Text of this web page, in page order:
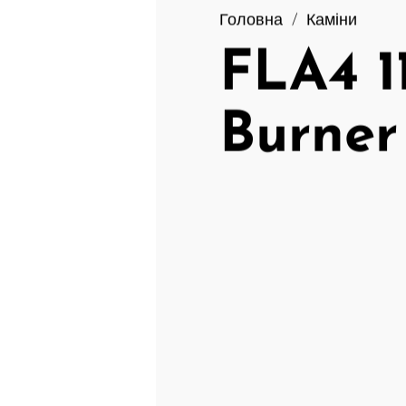
Головна / Каміни
FLA4
Burner